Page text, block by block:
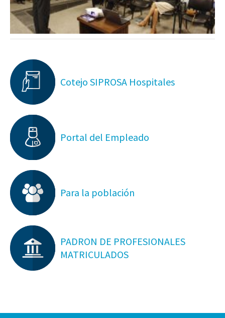
Cotejo SIPROSA Hospitales
Portal del Empleado
Para la población
PADRON DE PROFESIONALES
MATRICULADOS